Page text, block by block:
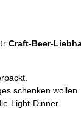
Craft-Beer-
schenken wollen.
Light-Dinner.